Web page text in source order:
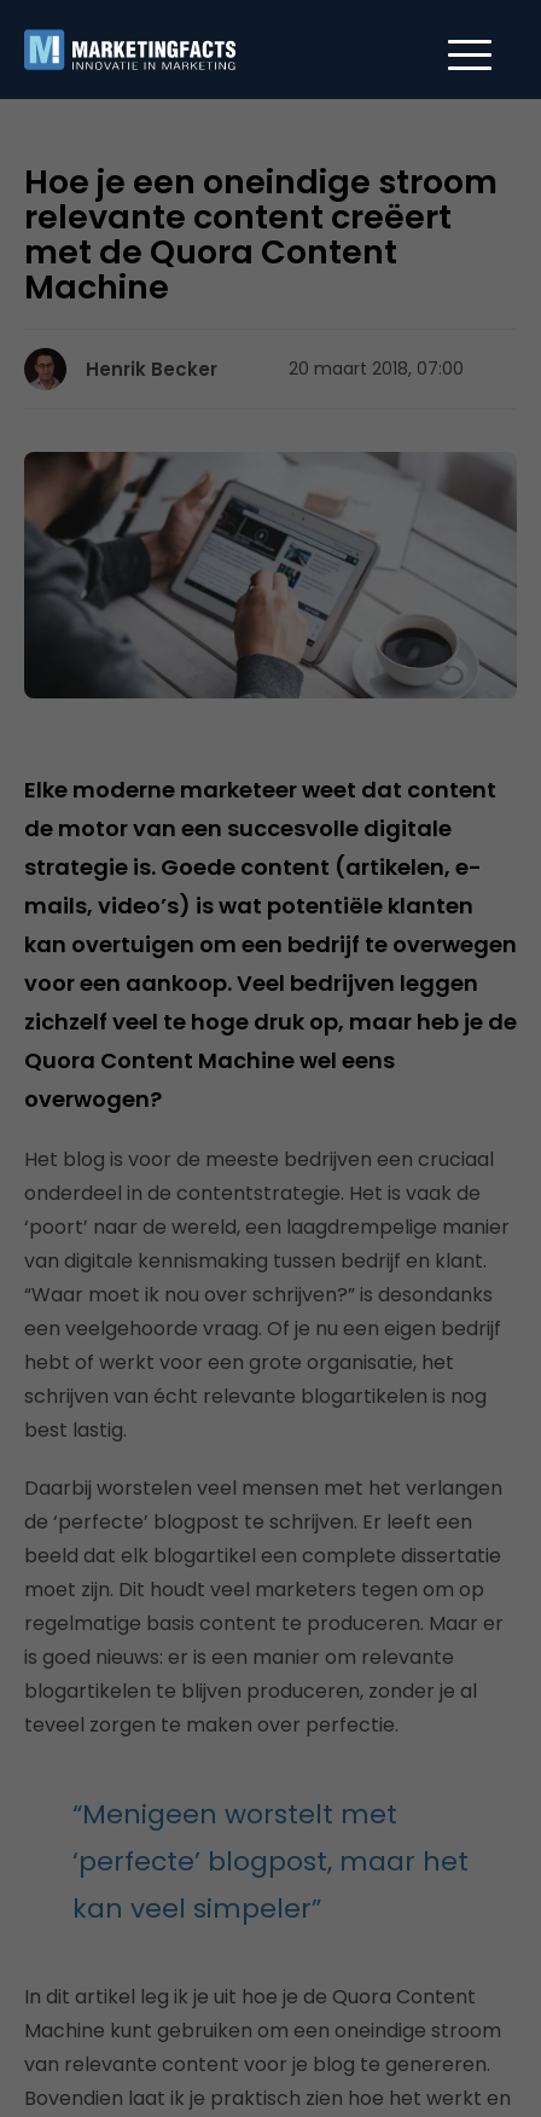
Hoe je een oneindige stroom
relevante content creëert
met de Quora Content
Machine
Henrik Becker 20 maart 2018, 07:00
Elke moderne marketeer weet dat content
de motor van een succesvolle digitale
strategie is. Goede content (artikelen, e-
mails, video’s) is wat potentiële klanten
kan overtuigen om een bedrijf te overwegen
voor een aankoop. Veel bedrijven leggen
zichzelf veel te hoge druk op, maar heb je de
Quora Content Machine wel eens
overwogen?
Het blog is voor de meeste bedrijven een cruciaal
onderdeel in de contentstrategie. Het is vaak de
‘poort’ naar de wereld, een laagdrempelige manier
van digitale kennismaking tussen bedrijf en klant.
“Waar moet ik nou over schrijven?” is desondanks
een veelgehoorde vraag. Of je nu een eigen bedrijf
hebt of werkt voor een grote organisatie, het
schrijven van écht relevante blogartikelen is nog
best lastig.
Daarbij worstelen veel mensen met het verlangen
de ‘perfecte’ blogpost te schrijven. Er leeft een
beeld dat elk blogartikel een complete dissertatie
moet zijn. Dit houdt veel marketers tegen om op
regelmatige basis content te produceren. Maar er
is goed nieuws: er is een manier om relevante
blogartikelen te blijven produceren, zonder je al
teveel zorgen te maken over perfectie.
“Menigeen worstelt met
‘perfecte’ blogpost, maar het
kan veel simpeler”
In dit artikel leg ik je uit hoe je de Quora Content
Machine kunt gebruiken om een oneindige stroom
van relevante content voor je blog te genereren.
Bovendien laat ik je praktisch zien hoe het werkt en